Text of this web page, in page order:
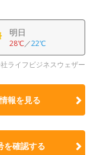
明日
28℃／22℃
ライフビジネスウェザー
情報を見る
を確認する